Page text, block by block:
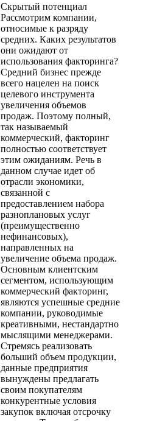
Скрытый потенциал
Рассмотрим компании,
относимые к разряду
средних. Каких результатов
они ожидают от
использования факторинга?
Средний бизнес прежде
всего нацелен на поиск
целевого инструмента
увеличения объемов
продаж. Поэтому полный,
так называемый
коммерческий, факторинг
полностью соответствует
этим ожиданиям. Речь в
данном случае идет об
отрасли экономики,
связанной с
предоставлением набора
разноплановых услуг
(преимущественно
нефинансовых),
направленных на
увеличение объема продаж.
Основным клиентским
сегментом, использующим
коммерческий факторинг,
являются успешные средние
компании, руководимые
креативными, нестандартно
мыслящими менеджерами.
Стремясь реализовать
больший объем продукции,
данные предприятия
вынуждены предлагать
своим покупателям
конкурентные условия
закупок включая отсрочку